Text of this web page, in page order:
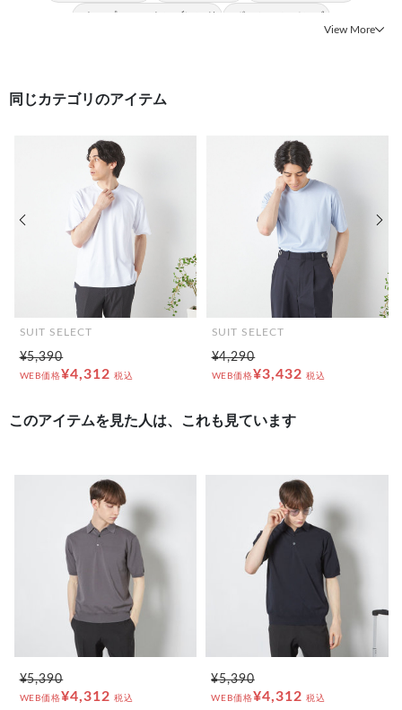
View More
同じカテゴリのアイテム
SUIT SELECT
¥5,390
WEB価格¥4,312 税込
SUIT SELECT
¥4,290
WEB価格¥3,432 税込
前の画像
このアイテムを見た人は、これも見ています
¥5,390
WEB価格¥4,312 税込
¥5,390
WEB価格¥4,312 税込